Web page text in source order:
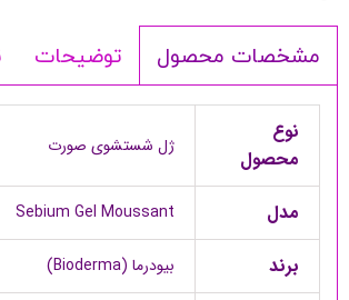
مشخصات محصول توضیحات
نوع
محصول
ژل شستشوی صورت
مدل Sebium Gel Moussant
برند بیودرما (Bioderma)